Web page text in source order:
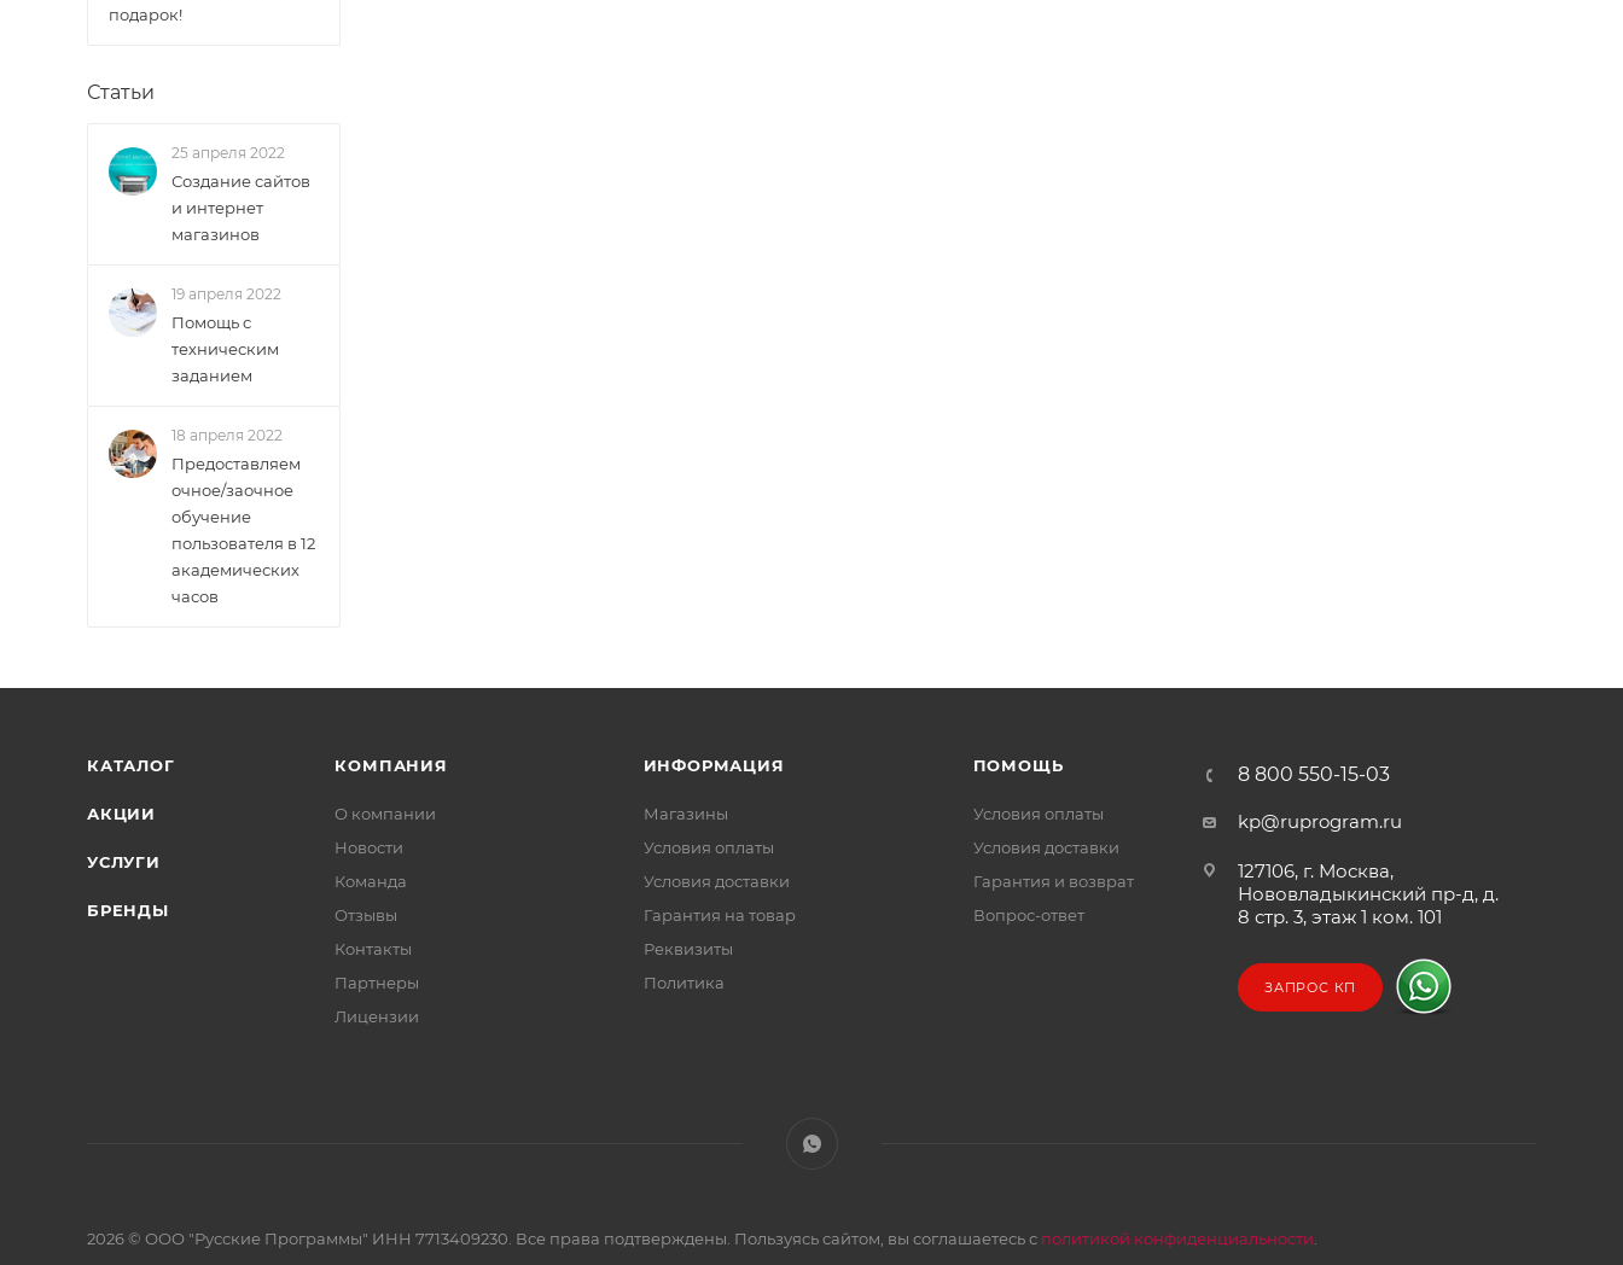
подарок!
Статьи
25 апреля 2022
Создание сайтов
и интернет
магазинов
19 апреля 2022
Помощь с
техническим
заданием
18 апреля 2022
Предоставляем
очное/заочное
обучение
пользователя в 12
академических
часов
КАТАЛОГ
АКЦИИ
УСЛУГИ
БРЕНДЫ
КОМПАНИЯ
О компании
Новости
Команда
Отзывы
Контакты
Партнеры
Лицензии
ИНФОРМАЦИЯ
Магазины
Условия оплаты
Условия доставки
Гарантия на товар
Реквизиты
Политика
ПОМОЩЬ
Условия оплаты
Условия доставки
Гарантия и возврат
Вопрос-ответ
8 800 550-15-03
kp@ruprogram.ru
127106, г. Москва,
Нововладыкинский пр-д, д.
8 стр. 3, этаж 1 ком. 101
ЗАПРОС КП
2026 © ООО "Русские Программы" ИНН 7713409230. Все права подтверждены. Пользуясь сайтом, вы соглашаетесь с политикой конфиденциальности